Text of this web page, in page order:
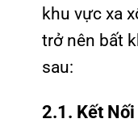
khu vực xa
trở nên bất
sau:
2.1. Kết Nối